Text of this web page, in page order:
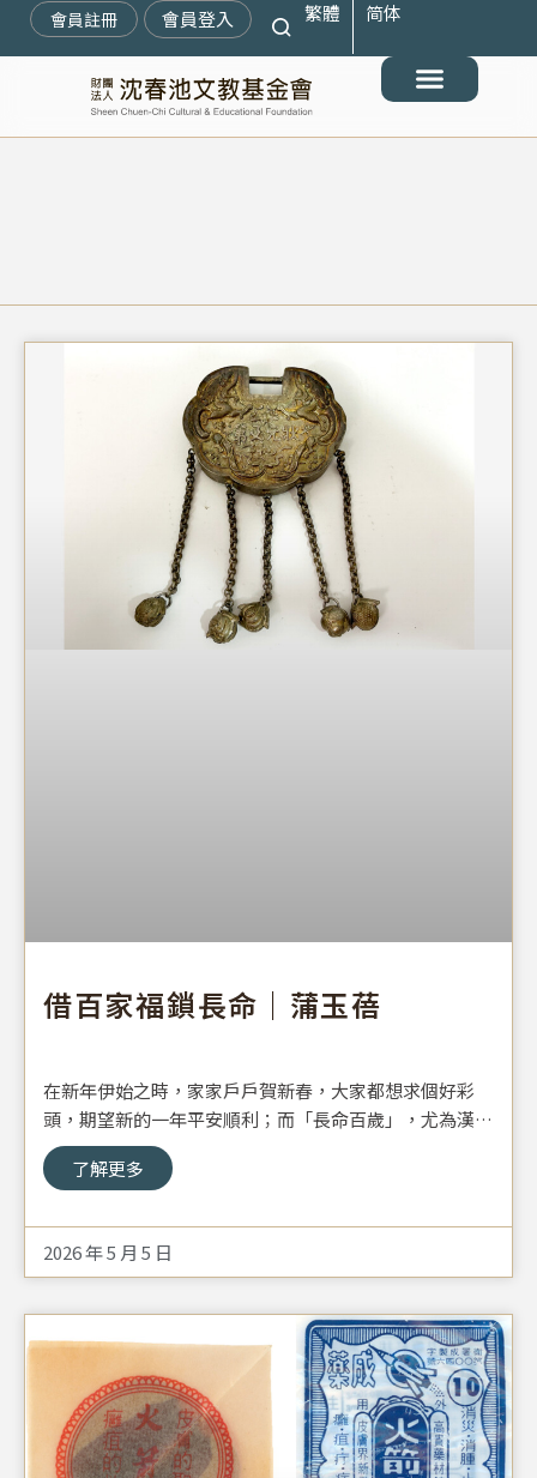
會員註冊 會員登入 繁體 简体
借百家福鎖長命｜蒲玉蓓
在新年伊始之時，家家戶戶賀新春，大家都想求個好彩
頭，期望新的一年平安順利；而「長命百歲」，尤為漢人
文化中，最常被提及的祝福之一。然在醫學不發達的過
往，幼兒夭折率極高。老一輩總說孩子福薄擋不住煞，故
戴於孩子身上，寓意與百家借福，來替未成年的嬰孩趨吉
避凶。基金會典藏品——「狀元及第如意形長命鎖」，即
上海位育小學校長）贈予的禮物。基金會典藏品——「狀
元及第如意形長命鎖」，即為民國36年蒲玉蓓的大哥於南
京出生時，由外祖父（時任上海位育小學校長）贈予的禮
物。本件長命鎖為如意形鎖盒，正面刻著「狀元及第」四
字，正反兩面的外圈還刻有兩條躍然向上的魚龍，寓意
「魚躍龍門」，隱含家族望子成龍的期許。鎖盒反面的人
了解更多
2026 年 5 月 5 日
頁
面 面